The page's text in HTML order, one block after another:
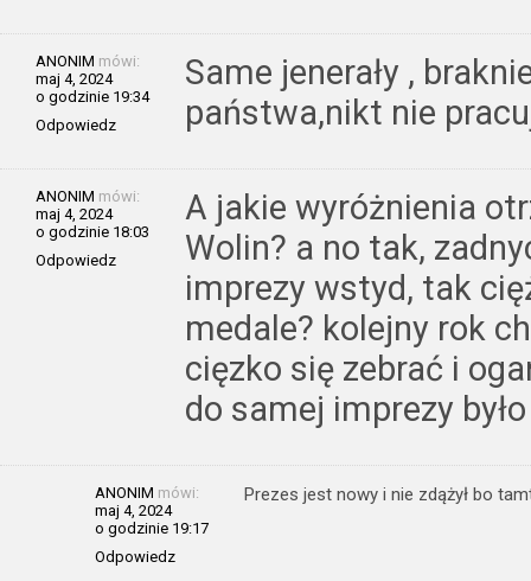
ANONIM mówi:
maj 4, 2024
o godzinie 19:34
Odpowiedz
Same jenerały ,
państwa,nikt nie
ANONIM mówi:
maj 4, 2024
o godzinie 18:03
Odpowiedz
A jakie wyróżnienia
Wolin? a no tak,
imprezy wstyd, tak
medale? kolejny rok
cięzko się zebrać i
do samej imprezy
ANONIM mówi:
maj 4, 2024
o godzinie 19:17
Odpowiedz
Prezes jest nowy i nie zdążył bo